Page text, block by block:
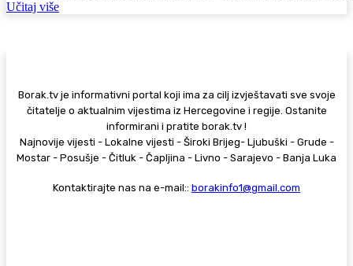
Učitaj više
Borak.tv je informativni portal koji ima za cilj izvještavati sve svoje
čitatelje o aktualnim vijestima iz Hercegovine i regije. Ostanite
informirani i pratite borak.tv !
Najnovije vijesti - Lokalne vijesti - Široki Brijeg- Ljubuški - Grude -
Mostar - Posušje - Čitluk - Čapljina - Livno - Sarajevo - Banja Luka
Kontaktirajte nas na e-mail:: borakinfo1@gmail.com